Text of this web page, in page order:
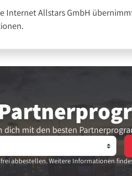
Allstars GmbH
mit den besten
abbestellen. Weitere Informationen